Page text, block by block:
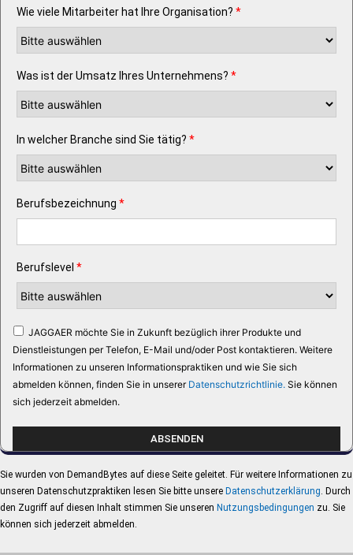
Wie viele Mitarbeiter hat Ihre Organisation? *
Was ist der Umsatz Ihres Unternehmens? *
In welcher Branche sind Sie tätig? *
Berufsbezeichnung *
Berufslevel *
JAGGAER möchte Sie in Zukunft bezüglich ihrer Produkte und
Dienstleistungen per Telefon, E-Mail und/oder Post kontaktieren. Weitere
Informationen zu unseren Informationspraktiken und wie Sie sich
abmelden können, finden Sie in unserer Datenschutzrichtlinie. Sie können
sich jederzeit abmelden.
Sie wurden von DemandBytes auf diese Seite geleitet. Für weitere Informationen zu
unseren Datenschutzpraktiken lesen Sie bitte unsere Datenschutzerklärung. Durch
den Zugriff auf diesen Inhalt stimmen Sie unseren Nutzungsbedingungen zu. Sie
können sich jederzeit abmelden.